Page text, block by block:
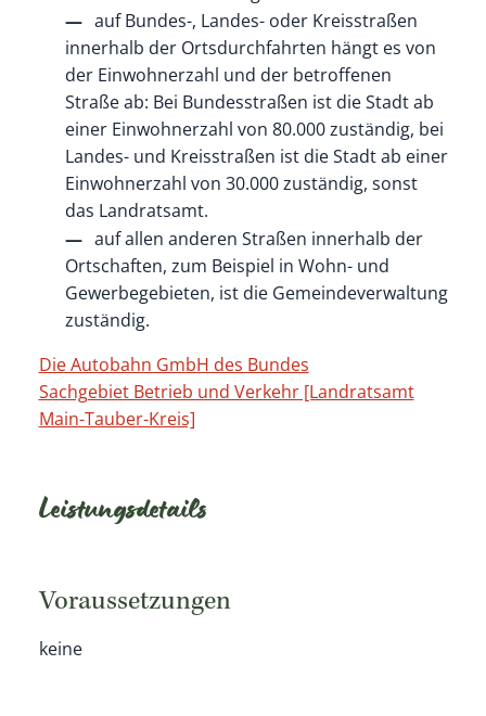
auf Bundes-, Landes- oder Kreisstraßen
innerhalb der Ortsdurchfahrten hängt es von
der Einwohnerzahl und der betroffenen
Straße ab: Bei Bundesstraßen ist die Stadt ab
einer Einwohnerzahl von 80.000 zuständig, bei
Landes- und Kreisstraßen ist die Stadt ab einer
Einwohnerzahl von 30.000 zuständig, sonst
das Landratsamt.
auf allen anderen Straßen innerhalb der
Ortschaften, zum Beispiel in Wohn- und
Gewerbegebieten, ist die Gemeindeverwaltung
zuständig.
Die Autobahn GmbH des Bundes
Sachgebiet Betrieb und Verkehr [Landratsamt
Main-Tauber-Kreis]
Leistungsdetails
Voraussetzungen
keine